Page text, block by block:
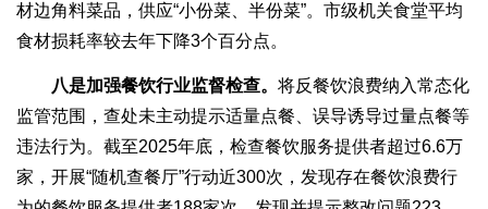
材边角料菜品，供应“小份菜、半份菜”。市级机关食堂平均
食材损耗率较去年下降3个百分点。
八是加强餐饮行业监督检查。 将反餐饮浪费纳入常态化
监管范围，查处未主动提示适量点餐、误导诱导过量点餐等
违法行为。截至2025年底，检查餐饮服务提供者超过6.6万
家，开展“随机查餐厅”行动近300次，发现存在餐饮浪费行